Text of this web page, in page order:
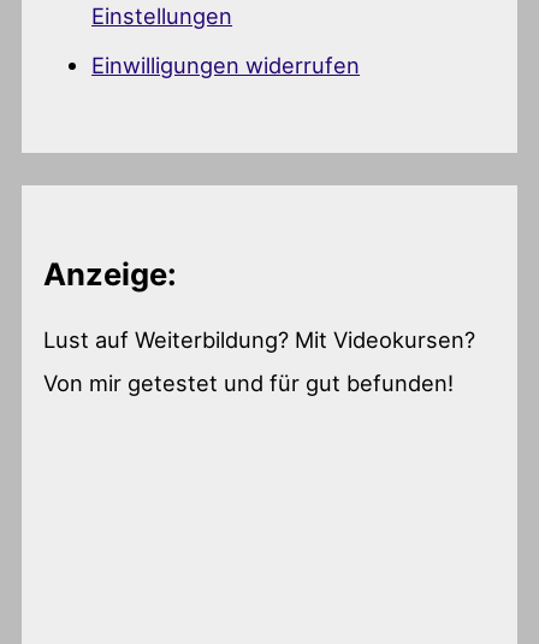
Einstellungen
Einwilligungen widerrufen
Anzeige:
Lust auf Weiterbildung? Mit Videokursen?
Von mir getestet und für gut befunden!